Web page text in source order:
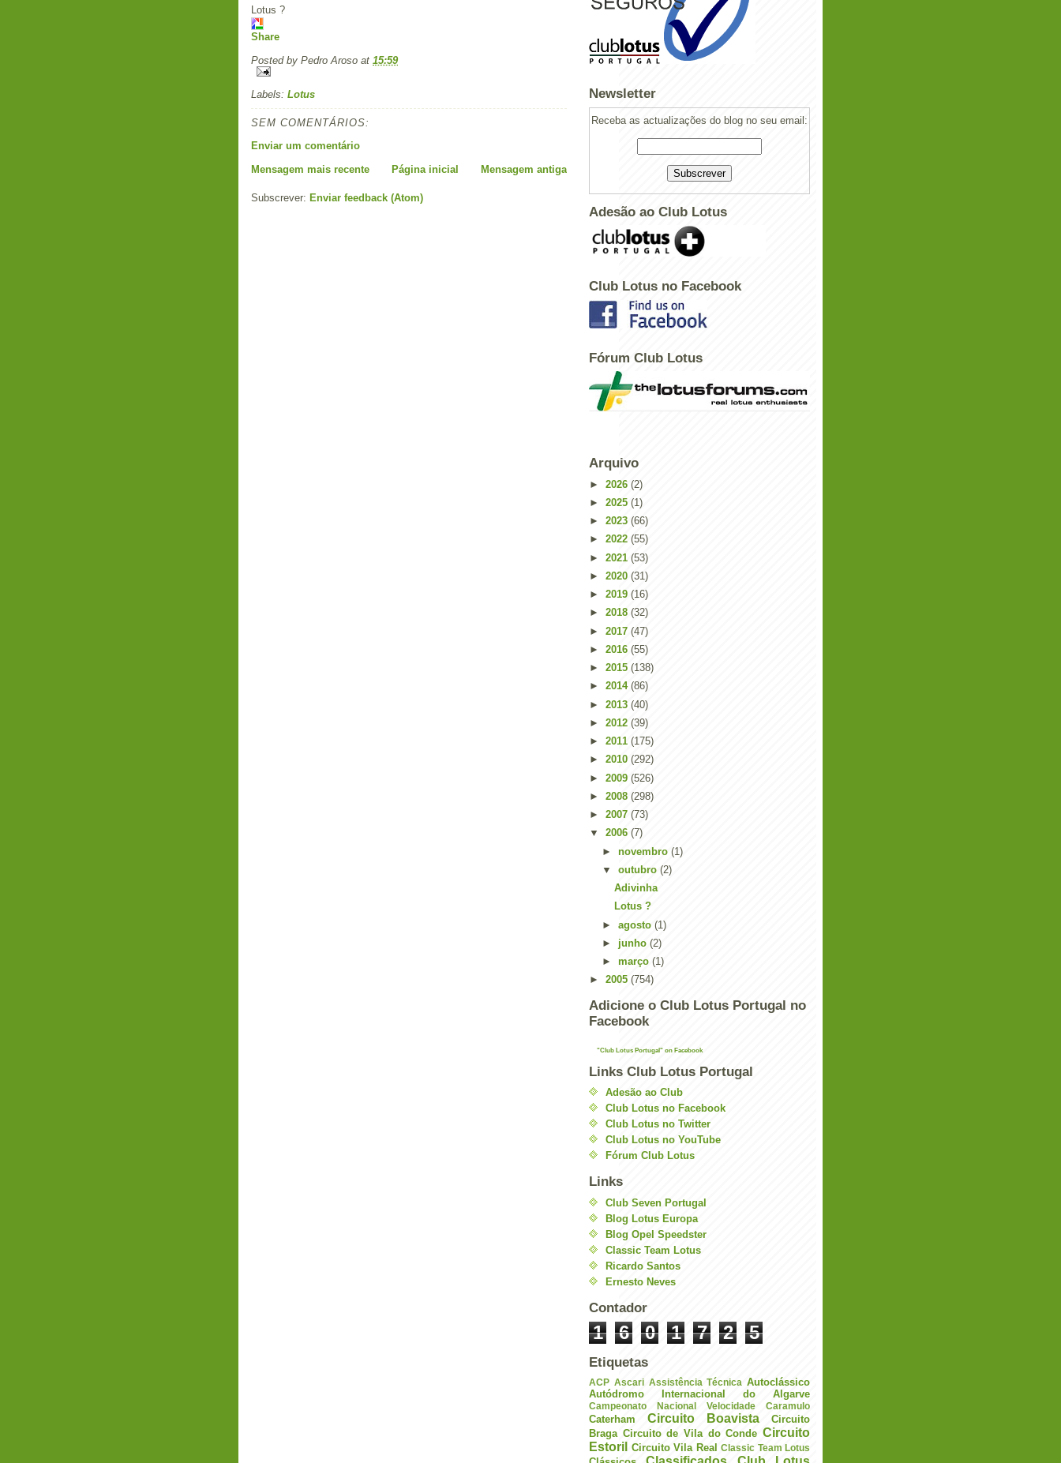
Lotus ?
Share
Posted by Pedro Aroso at 15:59
Labels: Lotus
SEM COMENTÁRIOS:
Enviar um comentário
Mensagem mais recente
Mensagem antiga
Página inicial
Subscrever: Enviar feedback (Atom)
Newsletter
Receba as actualizações do blog no seu email:
Adesão ao Club Lotus
Club Lotus no Facebook
Fórum Club Lotus
Arquivo
► 2026 (2)
► 2025 (1)
► 2023 (66)
► 2022 (55)
► 2021 (53)
► 2020 (31)
► 2019 (16)
► 2018 (32)
► 2017 (47)
► 2016 (55)
► 2015 (138)
► 2014 (86)
► 2013 (40)
► 2012 (39)
► 2011 (175)
► 2010 (292)
► 2009 (526)
► 2008 (298)
► 2007 (73)
▼ 2006 (7)
► novembro (1)
▼ outubro (2)
Adivinha
Lotus ?
► agosto (1)
► junho (2)
► março (1)
► 2005 (754)
Adicione o Club Lotus Portugal no
Facebook
"Club Lotus Portugal" on Facebook
Links Club Lotus Portugal
Adesão ao Club
Club Lotus no Facebook
Club Lotus no Twitter
Club Lotus no YouTube
Fórum Club Lotus
Links
Club Seven Portugal
Blog Lotus Europa
Blog Opel Speedster
Classic Team Lotus
Ricardo Santos
Ernesto Neves
Contador
1 6 0 1 7 2 5
Etiquetas
ACP Ascari Assistência Técnica Autoclássico
Autódromo Internacional do Algarve
Campeonato Nacional Velocidade Caramulo
Caterham Circuito Boavista
Circuito
Braga Circuito de Vila do Conde Circuito
Estoril Circuito Vila Real Classic Team Lotus